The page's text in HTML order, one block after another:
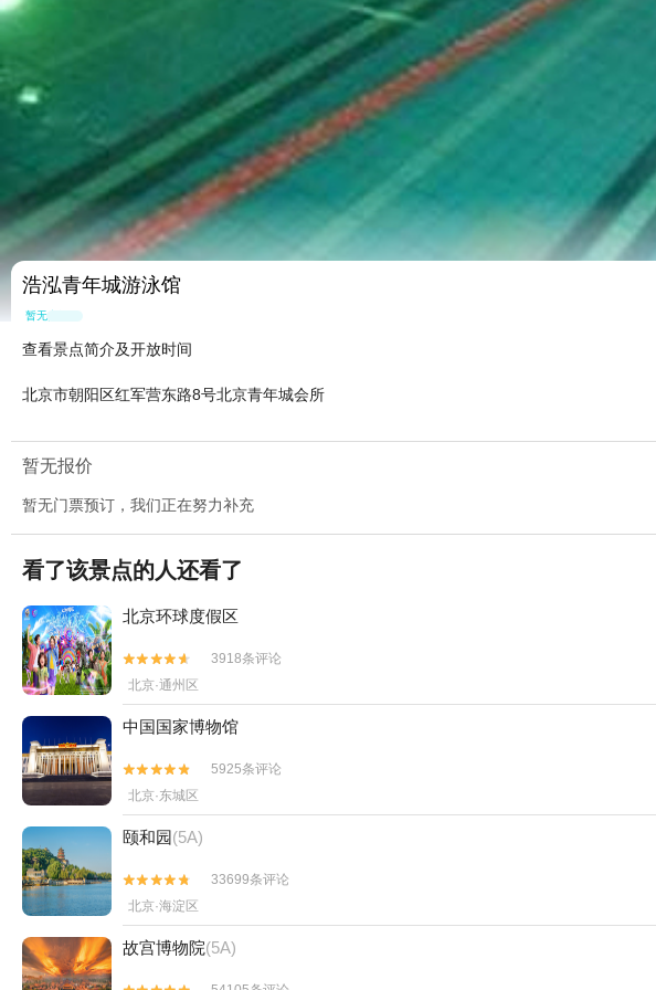
浩泓青年城游泳馆
暂无点评
查看景点简介及开放时间
北京市朝阳区红军营东路8号北京青年城会所
暂无报价
暂无门票预订，我们正在努力补充
看了该景点的人还看了
北京环球度假区


3918条评论
北京·通州区
中国国家博物馆


5925条评论
北京·东城区
颐和园(5A)


33699条评论
北京·海淀区
故宫博物院(5A)